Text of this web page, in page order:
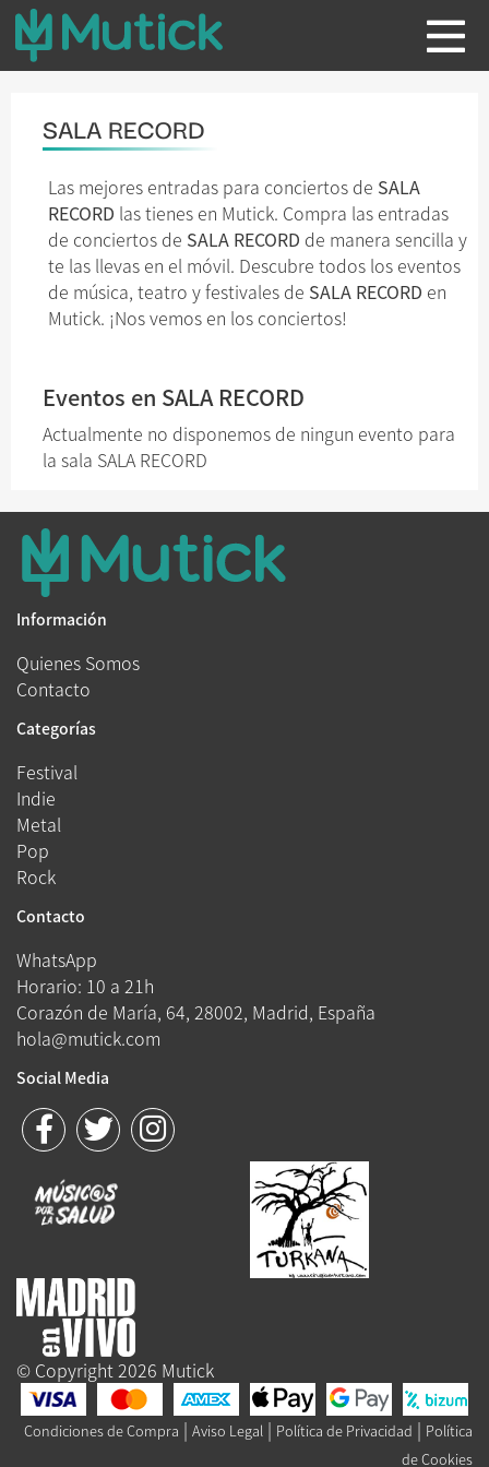
SALA RECORD
Las mejores entradas para conciertos de SALA
RECORD las tienes en Mutick. Compra las entradas
de conciertos de SALA RECORD de manera sencilla y
te las llevas en el móvil. Descubre todos los eventos
de música, teatro y festivales de SALA RECORD en
Mutick. ¡Nos vemos en los conciertos!
Eventos en SALA RECORD
Actualmente no disponemos de ningun evento para
la sala SALA RECORD
Información
Quienes Somos
Contacto
Categorías
Festival
Indie
Metal
Pop
Rock
Contacto
WhatsApp
Horario: 10 a 21h
Corazón de María, 64, 28002, Madrid, España
hola@mutick.com
Social Media
© Copyright 2026 Mutick
Condiciones de Compra | Aviso Legal | Política de Privacidad | Política
de Cookies